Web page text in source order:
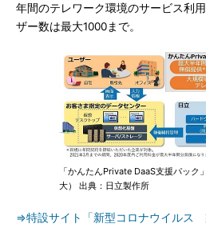
年間のテレワーク環境のサービス利
ザー数は最大1000まで。
「かんたんPrivate DaaS支援パック
大） 出典：日立製作所
⇒特設サイト「新型コロナウイルス